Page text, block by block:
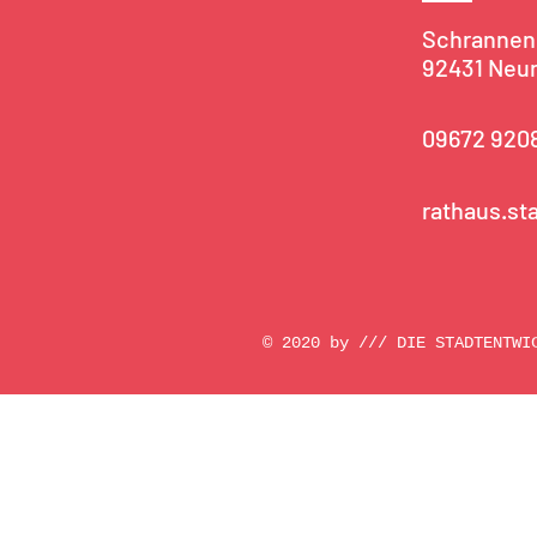
92431
09672
© 2020 by /// DIE